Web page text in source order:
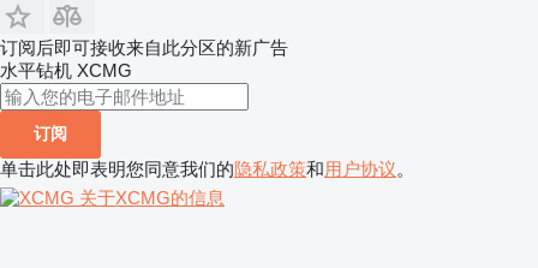
订阅后即可接收来自此分区的新广告
水平钻机 XCMG
订阅
单击此处即表明您同意我们的隐私政策和用户协议。
关于XCMG的信息